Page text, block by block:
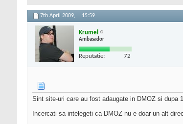
7th April 2009, 15:59
Krumel
Ambasador
Reputatie: 72
Sint site-uri care au fost adaugate in DMOZ si dupa
Incercati sa intelegeti ca DMOZ nu e doar un alt